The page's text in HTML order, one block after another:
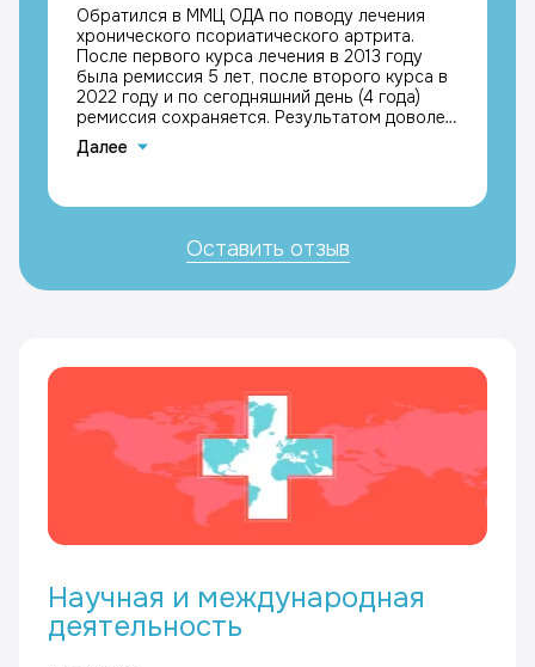
Обратился в ММЦ ОДА по поводу лечения
хронического псориатического артрита.
После первого курса лечения в 2013 году
была ремиссия 5 лет, после второго курса в
2022 году и по сегодняшний день (4 года)
ремиссия сохраняется. Результатом доволен,
с благодарностью к лечащим врачам
Каримовой Галине Мазгаровне и Кравчику
Далее
Оставить отзыв
Научная и международная
деятельность